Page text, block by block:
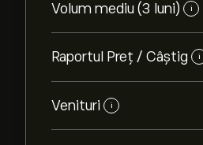
Volum mediu (3 luni) i
Raportul Preț / Câștig i
Venituri i